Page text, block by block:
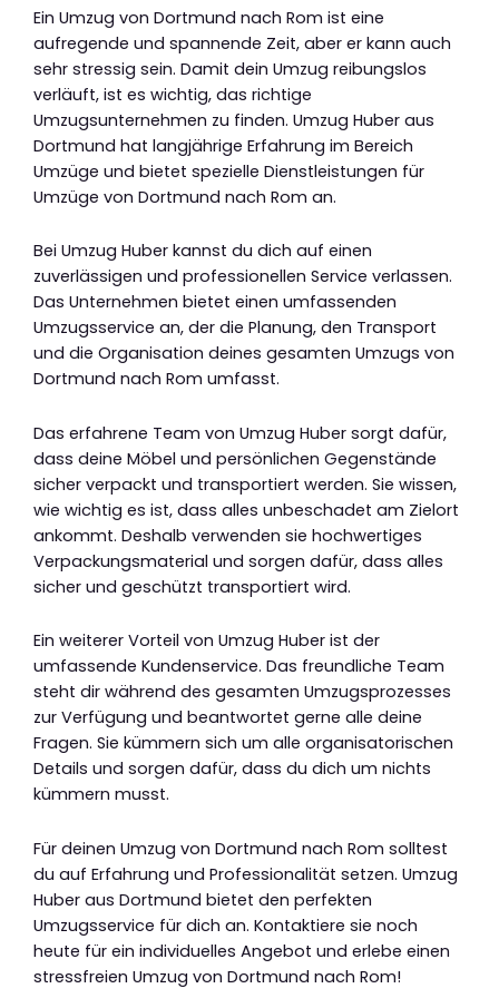
Ein Umzug von Dortmund nach Rom ist eine
aufregende und spannende Zeit, aber er kann auch
sehr stressig sein. Damit dein Umzug reibungslos
verläuft, ist es wichtig, das richtige
Umzugsunternehmen zu finden. Umzug Huber aus
Dortmund hat langjährige Erfahrung im Bereich
Umzüge und bietet spezielle Dienstleistungen für
Umzüge von Dortmund nach Rom an.
Bei Umzug Huber kannst du dich auf einen
zuverlässigen und professionellen Service verlassen.
Das Unternehmen bietet einen umfassenden
Umzugsservice an, der die Planung, den Transport
und die Organisation deines gesamten Umzugs von
Dortmund nach Rom umfasst.
Das erfahrene Team von Umzug Huber sorgt dafür,
dass deine Möbel und persönlichen Gegenstände
sicher verpackt und transportiert werden. Sie wissen,
wie wichtig es ist, dass alles unbeschadet am Zielort
ankommt. Deshalb verwenden sie hochwertiges
Verpackungsmaterial und sorgen dafür, dass alles
sicher und geschützt transportiert wird.
Ein weiterer Vorteil von Umzug Huber ist der
umfassende Kundenservice. Das freundliche Team
steht dir während des gesamten Umzugsprozesses
zur Verfügung und beantwortet gerne alle deine
Fragen. Sie kümmern sich um alle organisatorischen
Details und sorgen dafür, dass du dich um nichts
kümmern musst.
Für deinen Umzug von Dortmund nach Rom solltest
du auf Erfahrung und Professionalität setzen. Umzug
Huber aus Dortmund bietet den perfekten
Umzugsservice für dich an. Kontaktiere sie noch
heute für ein individuelles Angebot und erlebe einen
stressfreien Umzug von Dortmund nach Rom!